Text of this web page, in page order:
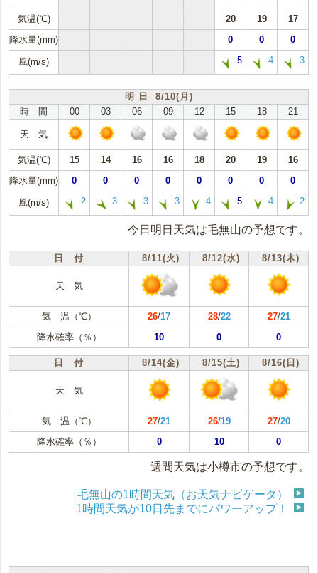
気温(℃) 20 19
17
降水量(mm)
0 0 0
風(m/s) 5 4 3
明 日 8/10(月)
時 間
00 03 06 09 12 15 18 21
天 気
気温(℃) 15 14 16 16 18 20 19
16
降水量(mm)
0 0 0 0 0 0 0 0
風(m/s) 2 3 3 3 4 5 4 2
今日明日天気は毛無山の予想です。
日 付 8/11(火) 8/12(水) 8/13(木)
天 気
気 温（℃） 26/17 28/22 27/21
降水確率（％）
10 0 0
日 付 8/14(金) 8/15(土) 8/16(日)
天 気
気 温（℃） 27/21 26/19 27/20
降水確率（％）
0 10 0
週間天気は小樽市の予想です。
毛無山の1時間天気（お天気ナビゲータ）
1時間天気が10日先までにパワーアップ！